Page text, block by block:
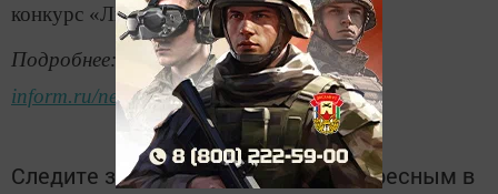
конкурс «Лидеры России» в этом году.
Подробнее:
https://www.tatar-
inform.ru/news/2018/12/25/637509/
Следите за самым важным и интересным в